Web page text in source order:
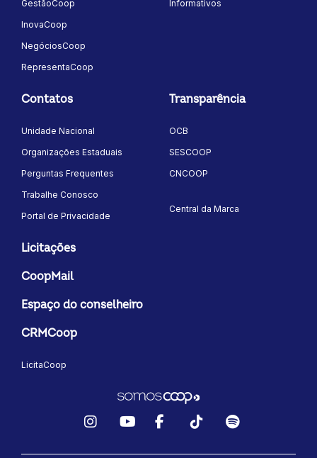
GestãoCoop
InovaCoop
NegóciosCoop
RepresentaCoop
Informativos
Contatos
Unidade Nacional
Organizações Estaduais
Perguntas Frequentes
Trabalhe Conosco
Portal de Privacidade
Transparência
OCB
SESCOOP
CNCOOP
Central da Marca
Licitações
CoopMail
Espaço do conselheiro
CRMCoop
LicitaCoop